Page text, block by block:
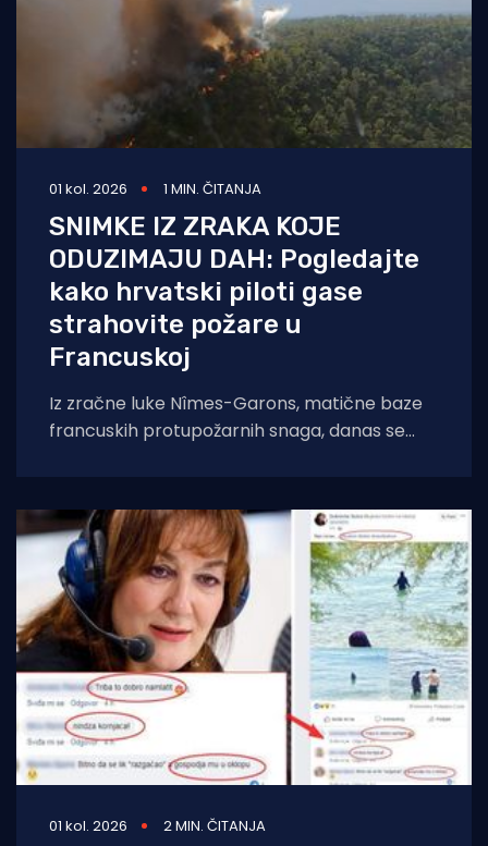
01 kol. 2026 1 MIN. ČITANJA
SNIMKE IZ ZRAKA KOJE
ODUZIMAJU DAH: Pogledajte
kako hrvatski piloti gase
strahovite požare u
Francuskoj
Iz zračne luke Nîmes-Garons, matične baze
francuskih protupožarnih snaga, danas se
01 kol. 2026 2 MIN. ČITANJA